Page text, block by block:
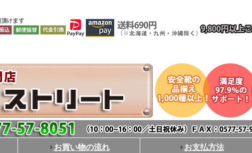
お買い物の流れ お支払方法